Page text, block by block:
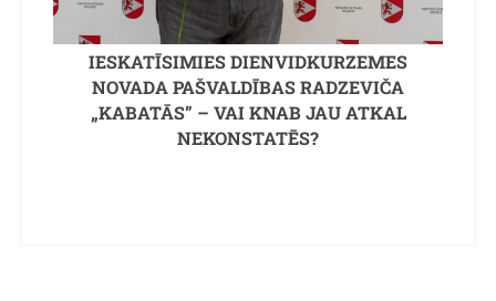
IESKATĪSIMIES DIENVIDKURZEMES
NOVADA PAŠVALDĪBAS RADZEVIČA
„KABATĀS” – VAI KNAB JAU ATKAL
NEKONSTATĒS?